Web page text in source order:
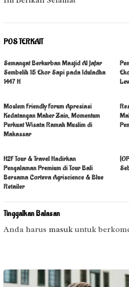
POS TERKAIT
Semangat Berkurban Masjid Al Jafar
Sembelih 15 Ekor Sapi pada Iduladha
1447 H
Moslem Friendly Forum Apresiasi
Kedatangan Maher Zain, Momentum
Perkuat Wisata Ramah Muslim di
Makassar
H2F Tour & Travel Hadirkan
Pengalaman Premium di Tour Bali
Bersama Corteva Agriscience & Blue
Retailer
Tinggalkan Balasan
Anda harus masuk untuk